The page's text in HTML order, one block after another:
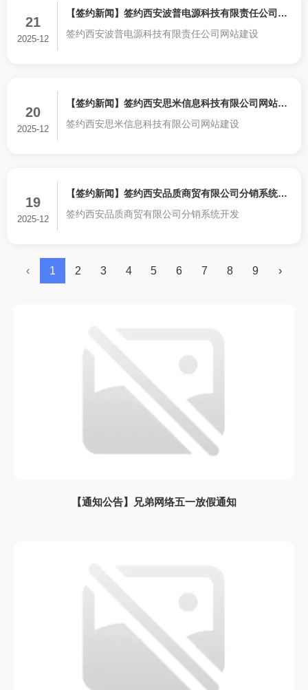
21
2025-12
【签约新闻】签约西安波普电源科技有限责任公司网
站建设
签约西安波普电源科技有限责任公司网站建设
20
2025-12
【签约新闻】签约西安思米信息科技有限公司网站建
设
签约西安思米信息科技有限公司网站建设
19
2025-12
【签约新闻】签约西安品质商贸有限公司分销系统开
发
签约西安品质商贸有限公司分销系统开发
‹ 1 2 3 4 5 6 7 8 9 ›
【通知公告】兄弟网络五一放假通知